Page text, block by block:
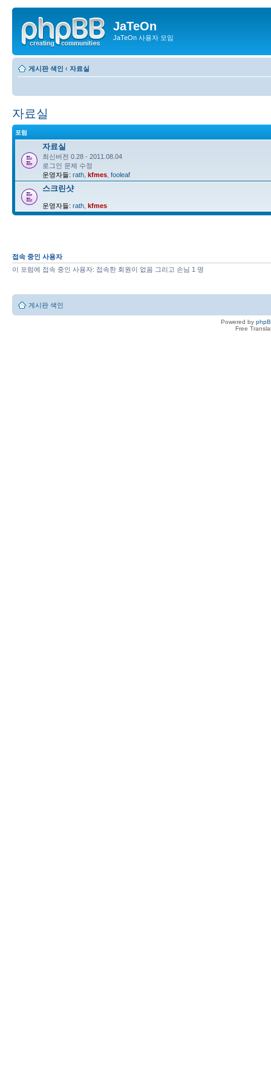
JaTeOn
JaTeOn 사용자 모임
게시판 색인 ‹ 자료실
자료실
포럼
자료실
최신버전 0.28 - 2011.08.04
로그인 문제 수정
운영자들: rath kfmes fooleaf
스크린샷
운영자들: rath kfmes
접속 중인 사용자
이 포럼에 접속 중인 사용자: 접속한 회원이 없음 그리고 손님 1 명
게시판 색인
Powered by
Free